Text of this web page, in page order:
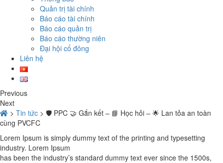
Quản trị tài chính
Báo cáo tài chính
Báo cáo quản trị
Báo cáo thường niên
Đại hội cổ đông
Liên hệ
Previous
Next
> Tin tức > 🛡️ PPC 🤝 Gắn kết – 📘 Học hỏi – 🌟 Lan tỏa an toàn
cùng PVCFC
Lorem Ipsum is simply dummy text of the printing and typesetting
industry. Lorem Ipsum
has been the industry’s standard dummy text ever since the 1500s,